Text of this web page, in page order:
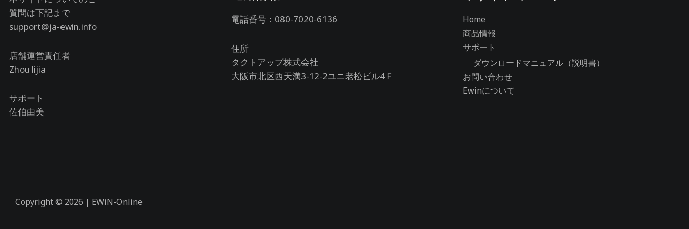
質問は下記まで
support@ja-ewin.info
店舗運営責任者
Zhou lijia
サポート
佐伯由美
電話番号：080-7020-6136
住所
タクトアップ株式会社
大阪市北区西天満3-12-2ユニ老松ビル4Ｆ
Home
商品情報
サポート
ダウンロードマニュアル（説明書）
お問い合わせ
Ewinについて
Copyright © 2026 | EWiN-Online